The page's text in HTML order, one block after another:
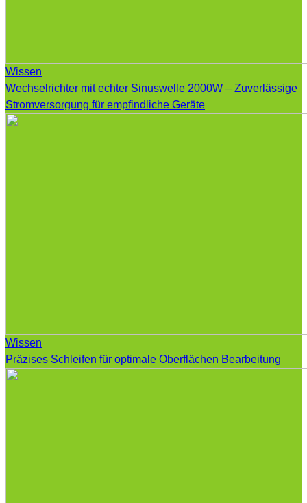
Wissen
Wechselrichter mit echter Sinuswelle 2000W – Zuverlässige
Stromversorgung für empfindliche Geräte
Wissen
Präzises Schleifen für optimale Oberflächen Bearbeitung